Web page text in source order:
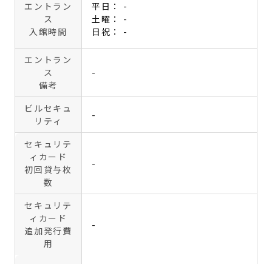
エントラン
ス
入館時間
平日： -
土曜： -
日祝： -
エントラン
ス
備考
-
ビルセキュ
リティ
-
セキュリテ
ィカード
初回貸与枚
数
-
セキュリテ
ィカード
追加発行費
用
-